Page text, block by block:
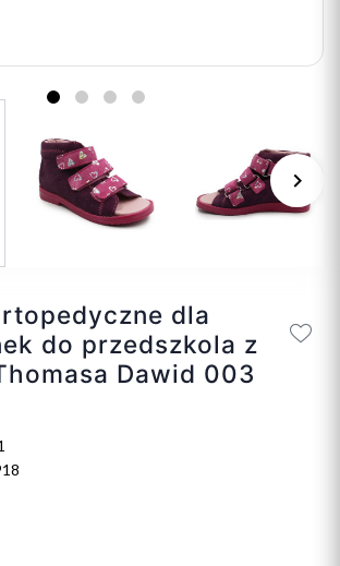
keyboard_arrow_right
dla
do przedszkola z
Dawid 003